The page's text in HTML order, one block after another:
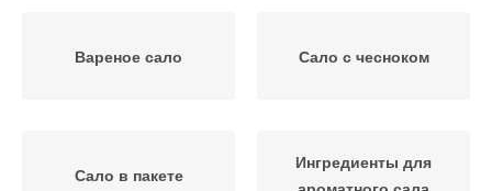
Вареное сало Сало с чесноком
Сало в пакете
Ингредиенты для